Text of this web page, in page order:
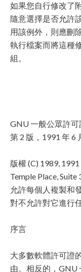
如果您自行修改了
隨意選擇是否允許
用該例外，則應刪
執行檔案而將這種
組。
GNU 一般公眾許可
第 2 版，1991 年 6
版權 (C) 1989,
Temple Place,
允許每個人複製和
對不允許對它進行
序言
大多數軟體許可證
由。相反的，GNU